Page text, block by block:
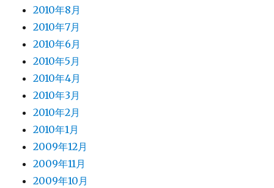
2010年8月
2010年7月
2010年6月
2010年5月
2010年4月
2010年3月
2010年2月
2010年1月
2009年12月
2009年11月
2009年10月